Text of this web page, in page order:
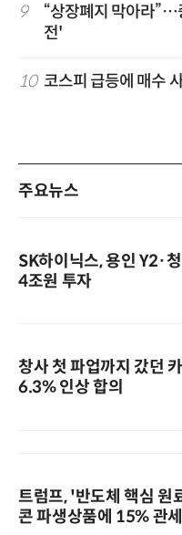
9
“상장폐지 막아라”…
전'
10 코스피 급등에 매수
주요뉴스
SK하이닉스, 용인 Y2·
4조원 투자
창사 첫 파업까지 갔던
6.3% 인상 합의
트럼프, '반도체 핵심 원
콘 파생상품에 15% 관세